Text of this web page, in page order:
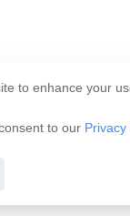
to enhance your
to our Privacy